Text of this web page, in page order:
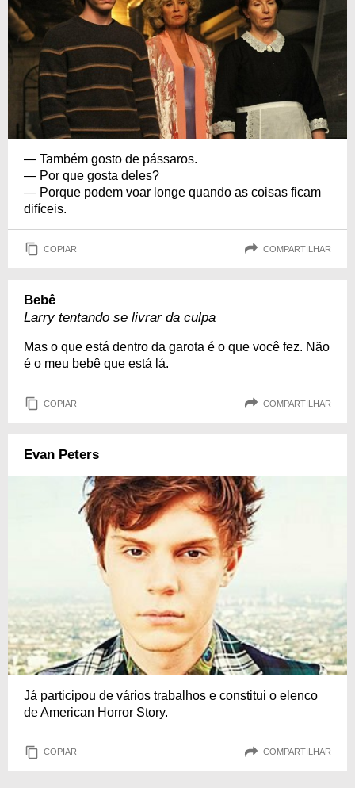
— Também gosto de pássaros.
— Por que gosta deles?
— Porque podem voar longe quando as coisas ficam
difíceis.
COPIAR COMPARTILHAR
Bebê
Larry tentando se livrar da culpa
Mas o que está dentro da garota é o que você fez. Não
é o meu bebê que está lá.
COPIAR COMPARTILHAR
Evan Peters
Já participou de vários trabalhos e constitui o elenco
de American Horror Story.
COPIAR COMPARTILHAR